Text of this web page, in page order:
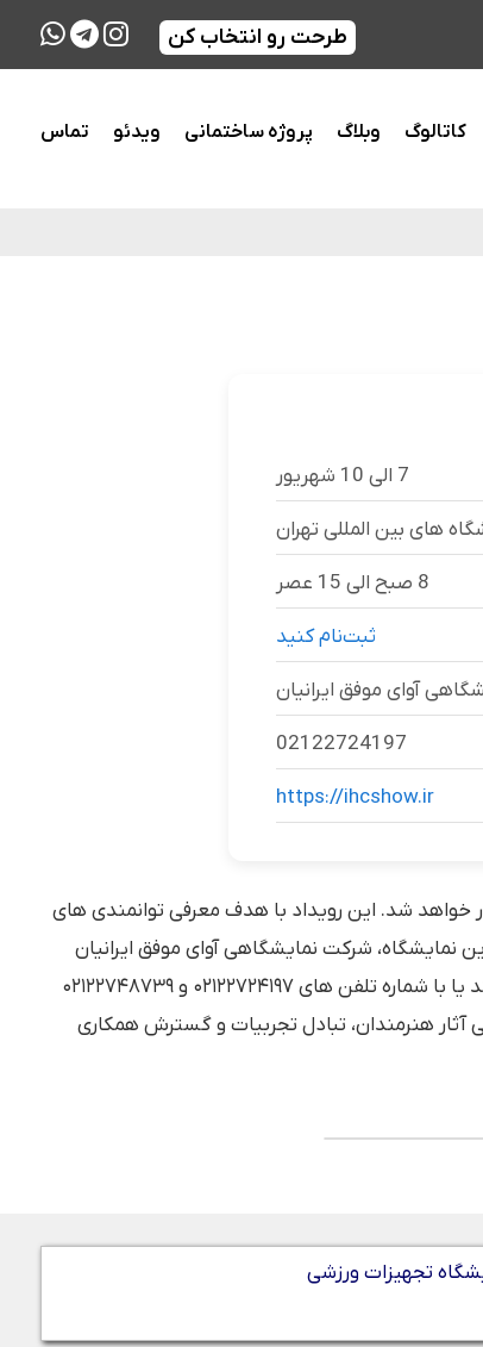
طرحت رو انتخاب کن
کاتالوگ وبلاگ پروژه ساختمانی ویدئو تماس
های بین المللی تهران
ثبت‌نام کنید
آوای موفق ایرانیان
https://ihcshow.ir
نمایشگاه های بین المللی تهران برگزار خواهد شد. این رویداد با هدف معرفی توانمندی های
نمایشگاه، شرکت نمایشگاهی آوای موفق ایرانیان
است. علاقه مندان برای کسب اطلاعات بیشتر و ثبت نام می توانند به وب سایت رسمی نمایشگاه به نشانی www.ihcshow.ir مراجعه کنند یا با شماره تلفن های ۰۲۱۲۲۷۲۴۱۹۷ و ۰۲۱۲۲۷۴۸۷۳۹
آثار هنرمندان، تبادل تجربیات و گسترش همکاری
تجهیزات ورزشی